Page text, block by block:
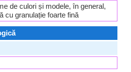
de culori și modele, în general,
cu granulație foarte fină